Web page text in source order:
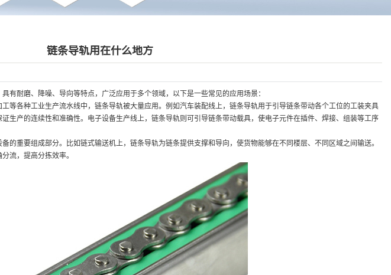
链条导轨用在什么地方
耐磨、降噪、导向等特点，广泛应用于多个领域，以下是一些常见的应用场景：
各种工业生产流水线中，链条导轨被大量应用。例如汽车装配线上，链条导轨用于引导链条带动各个工位的工装夹具
生产的连续性和准确性。电子设备生产线上，链条导轨则可引导链条带动载具，使电子元件在插件、焊接、组装等工序
重要组成部分。比如链式输送机上，链条导轨为链条提供支撑和导向，使货物能够在不同楼层、不同区域之间输送。
流，提高分拣效率。